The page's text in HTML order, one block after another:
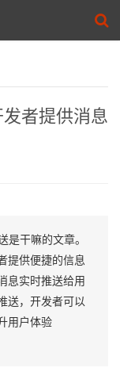
者提供消息
干嘛的文章。
提供便捷的信息
息实时推送给用
送，开发者可以
用户体验